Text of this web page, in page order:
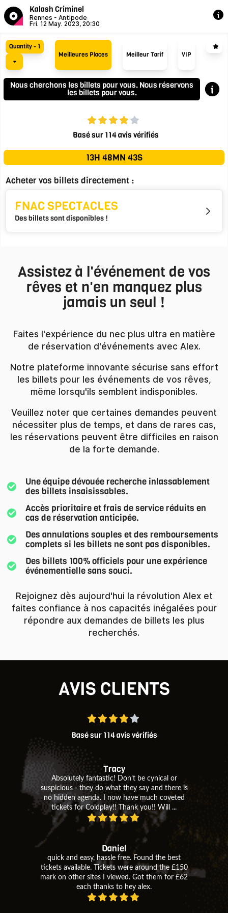
Kalash Criminel
Rennes - Antipode
Fri. 12 May. 2023, 20:30
Quantity - 1
Meilleures Places
Meilleur Tarif VIP
Nous cherchons les billets pour vous. Nous réservons
les billets pour vous.
Basé sur 114 avis vérifiés
13H 48MN 43S
Acheter vos billets directement :
FNAC SPECTACLES
Des billets sont disponibles !
Assistez à l'événement de vos
rêves et n'en manquez plus
jamais un seul !
Faites l'expérience du nec plus ultra en matière
de réservation d'événements avec Alex.
Notre plateforme innovante sécurise sans effort
les billets pour les événements de vos rêves,
même lorsqu'ils semblent indisponibles.
Veuillez noter que certaines demandes peuvent
nécessiter plus de temps, et dans de rares cas,
les réservations peuvent être difficiles en raison
de la forte demande.
Une équipe dévouée recherche inlassablement
des billets insaisissables.
Accès prioritaire et frais de service réduits en
cas de réservation anticipée.
Des annulations souples et des remboursements
complets si les billets ne sont pas disponibles.
Des billets 100% officiels pour une expérience
événementielle sans souci.
Rejoignez dès aujourd'hui la révolution Alex et
faites confiance à nos capacités inégalées pour
répondre aux demandes de billets les plus
recherchés.
AVIS CLIENTS
Basé sur 114 avis vérifiés
Tracy
Absolutely fantastic! Don’t be cynical or
suspicious - they do what they say and there is
no hidden agenda. I now have much coveted
tickets for Coldplay!! Thank you!! Will ...
Daniel
quick and easy, hassle free. Found the best
tickets available. Tickets were around the £150
mark on other sites I viewed. Got them for £62
each thanks to hey alex.